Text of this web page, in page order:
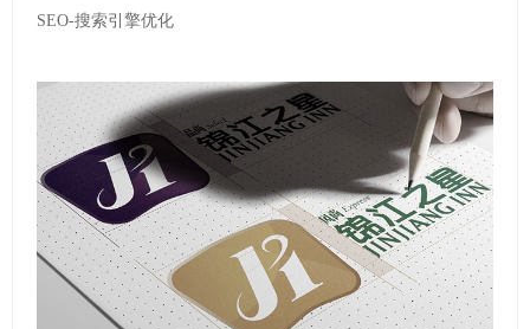
SEO-搜索引擎优化